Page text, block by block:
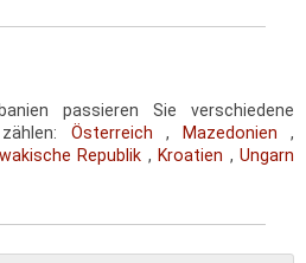
passieren Sie verschiedene
Österreich , Mazedonien,
Republik , Kroatien ,Ungarn